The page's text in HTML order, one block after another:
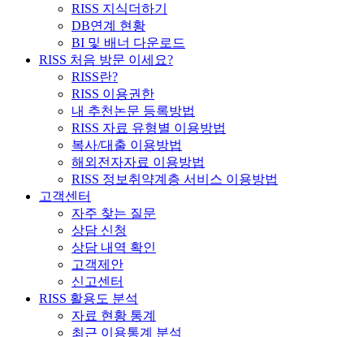
RISS 지식더하기
DB연계 현황
BI 및 배너 다운로드
RISS 처음 방문 이세요?
RISS란?
RISS 이용권한
내 추천논문 등록방법
RISS 자료 유형별 이용방법
복사/대출 이용방법
해외전자자료 이용방법
RISS 정보취약계층 서비스 이용방법
고객센터
자주 찾는 질문
상담 신청
상담 내역 확인
고객제안
신고센터
RISS 활용도 분석
자료 현황 통계
최근 이용통계 분석